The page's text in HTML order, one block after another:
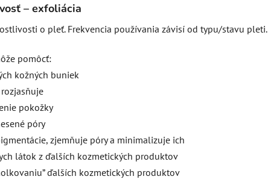
– exfoliácia
o pleť. Frekvencia používania závisí od typu/stavu pleti.
pomôcť:
kožných buniek
pokožky
póry
zjemňuje póry a minimalizuje ich
látok z ďalších kozmetických produktov
ďalších kozmetických produktov